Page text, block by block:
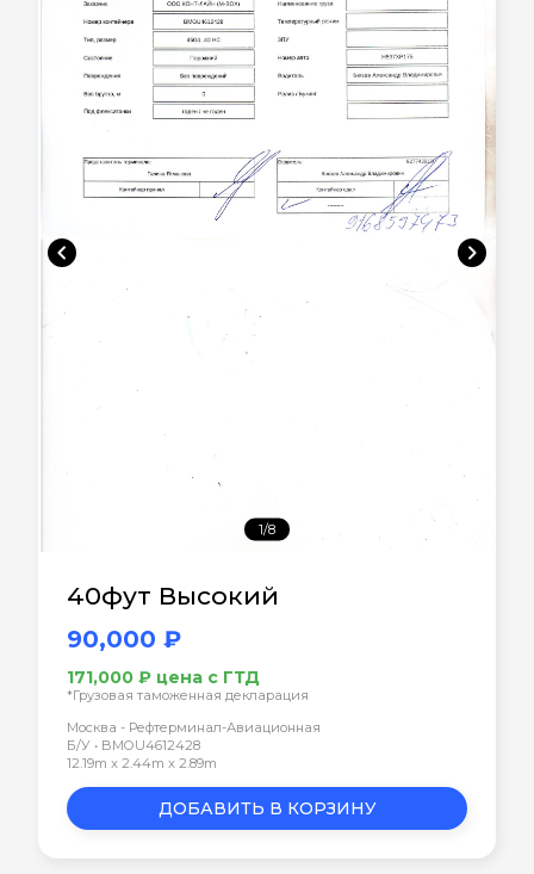
chevron_left chevron_right
1/8
40фут Высокий
90,000 ₽
171,000 ₽ цена с ГТД
*Грузовая таможенная декларация
Москва - Рефтерминал-Авиационная
Б/У • BMOU4612428
12.19m x 2.44m x 2.89m
ДОБАВИТЬ В КОРЗИНУ